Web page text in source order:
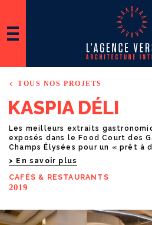
TOUS NOS PROJETS
KASPIA DÉL I
Les meilleurs extraits
exposés dans le Food Court des
Champs Élysées pour un « prêt à
grandes tables laiton signées
En savoir plus
CAFÉS & RESTAURANTS
2019